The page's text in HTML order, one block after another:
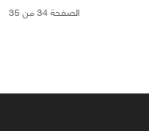
الصفحة 34 من 35